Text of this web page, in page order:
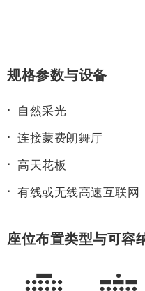
规格参数与设备
自然采光
连接蒙费朗舞厅
高天花板
有线或无线高速互联网
座位布置类型与可容